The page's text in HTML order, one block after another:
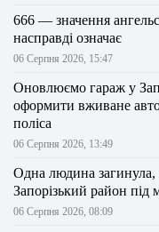
666 — значення
насправді означає
06 Серпня 2026, 15:47
Оновлюємо гараж у
оформити вживане авто
поліса
06 Серпня 2026, 13:49
Одна людина загинула,
Запорізький район
06 Серпня 2026, 08:09